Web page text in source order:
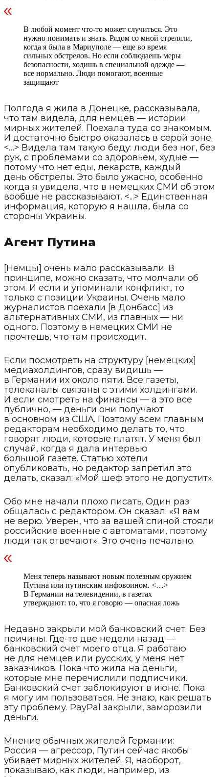
В любой момент что-то может случиться. Это
нужно понимать и знать. Рядом со мной стреляли,
когда я была в Мариуполе — еще во время
сильных обстрелов. Но если соблюдаешь меры
безопасности, ходишь в специальной одежде —
все нормально. Люди помогают, военные
защищают
Полгода я жила в Донецке, рассказывала,
что там видела, для немцев — истории
мирных жителей. Поехала туда со знакомым.
И достаточно быстро оказалась в серой зоне.
<…> Видела там такую беду: люди без ног, без
рук, с проблемами со здоровьем, худые —
потому что нет еды, лекарств, каждый
день обстрелы. Это было ужасно, особенно
когда я увидела, что в немецких СМИ об этом
вообще не рассказывают. <...> Единственная
информация, которую я нашла, была со
стороны Украины.
Агент Путина
[Немцы] очень мало рассказывали. В
принципе, можно сказать, что молчали об
этом. И если и упоминали конфликт, то
только с позиции Украины. Очень мало
журналистов поехали [в Донбасс] из
альтернативных СМИ, из главных — ни
одного. Поэтому в немецких СМИ не
прочтешь, что там происходит.
Если посмотреть на структуру [немецких]
медиахолдингов, сразу видишь —
в Германии их около пяти. Все газеты,
телеканалы связаны с этими холдингами.
И если смотреть на финансы — а это все
публично, — деньги они получают
в основном из США. Поэтому всем главным
редакторам необходимо делать то, что
говорят люди, которые платят. У меня был
случай, когда я дала интервью
большой газете. Статью хотели
опубликовать, но редактор запретил это
делать, сказал: «Мой шеф этого не допустит».
Обо мне начали плохо писать. Один раз
общалась с редактором. Он сказал: «Я вам
не верю. Уверен, что за вашей спиной стояли
российские военные с автоматами, поэтому
люди так отвечают». Это очень печально.
Меня теперь называют новым полезным оружием
Путина или путинским инфовоином. <…>
В Германии на телевидении, в газетах
утверждают: то, что я говорю — опасная ложь
Недавно закрыли мой банковский счет. Без
причины. Где-то две недели назад —
банковский счет моего отца. Я работаю
не для немцев или русских, у меня нет
заказчиков. Пока что жила на деньги,
которые мне перечислили подписчики.
Банковский счет заблокируют в июне. Пока
я могу им пользоваться. Не знаю, как решать
эту проблему. PayPal закрыли, заморозили
деньги.
Мнение обычных жителей Германии:
Россия — агрессор, Путин сейчас якобы
убивает мирных жителей. Я, наоборот,
показываю, как люди, например, из